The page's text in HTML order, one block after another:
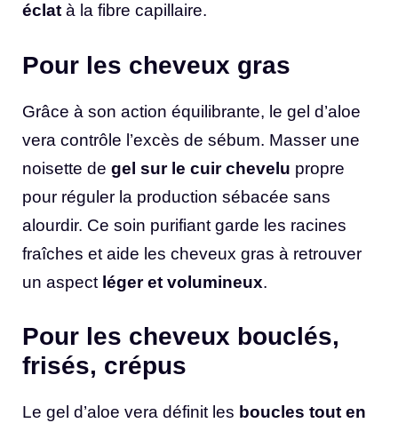
éclat à la fibre capillaire.
Pour les cheveux gras
Grâce à son action équilibrante, le gel d’aloe
vera contrôle l’excès de sébum. Masser une
noisette de gel sur le cuir chevelu propre
pour réguler la production sébacée sans
alourdir. Ce soin purifiant garde les racines
fraîches et aide les cheveux gras à retrouver
un aspect léger et volumineux.
Pour les cheveux bouclés,
frisés, crépus
Le gel d’aloe vera définit les boucles tout en